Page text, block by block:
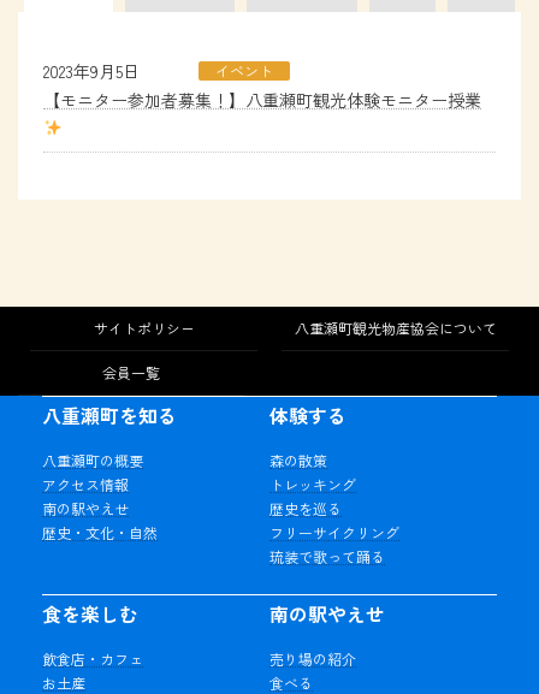
2023年9月5日 イベント
【モニター参加者募集！】八重瀬町観光体験モニター授業
サイトポリシー 八重瀬町観光物産協会について
会員一覧
八重瀬町を知る
八重瀬町の概要
アクセス情報
南の駅やえせ
歴史・文化・自然
体験する
森の散策
トレッキング
歴史を巡る
フリーサイクリング
琉装で歌って踊る
食を楽しむ
飲食店・カフェ
お土産
南の駅やえせ
売り場の紹介
食べる